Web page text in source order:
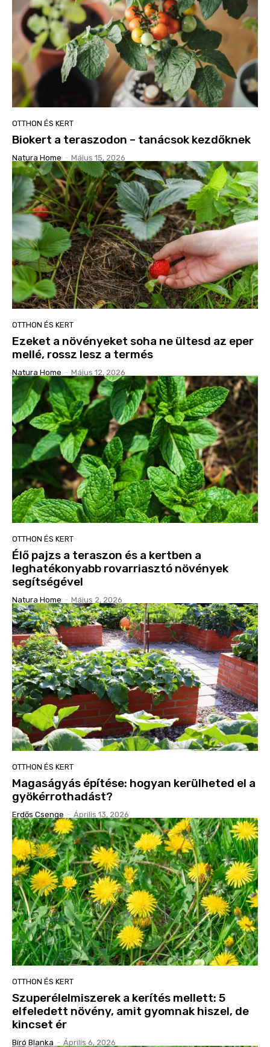
OTTHON ÉS KERT
Biokert a teraszodon – tanácsok kezdőknek
Natura Home - Május 15, 2026
OTTHON ÉS KERT
Ezeket a növényeket soha ne ültesd az eper
mellé, rossz lesz a termés
Natura Home - Május 12, 2026
OTTHON ÉS KERT
Élő pajzs a teraszon és a kertben a
leghatékonyabb rovarriasztó növények
segítségével
Natura Home - Május 2, 2026
OTTHON ÉS KERT
Magaságyás építése: hogyan kerülheted el a
gyökérrothadást?
Erdős Csenge - Április 13, 2026
OTTHON ÉS KERT
Szuperélelmiszerek a kerítés mellett: 5
elfeledett növény, amit gyomnak hiszel, de
kincset ér
Bíró Blanka - Április 6, 2026